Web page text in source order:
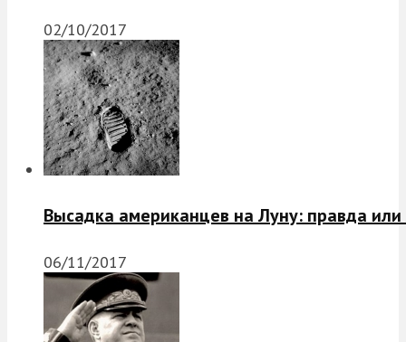
02/10/2017
Высадка американцев на Луну: правда
06/11/2017